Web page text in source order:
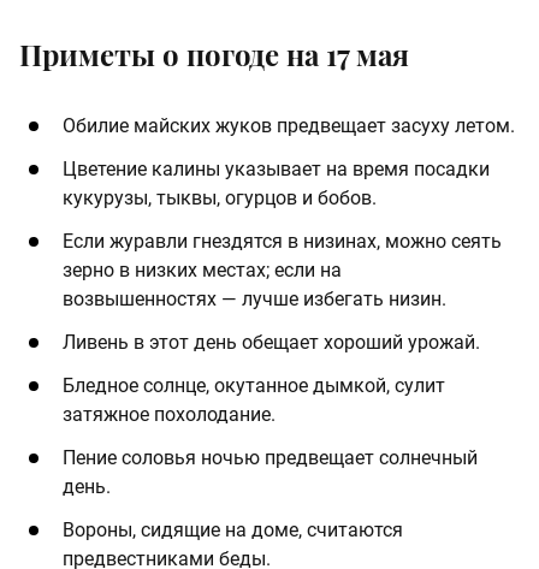
Приметы о погоде на 17 мая
Обилие майских жуков предвещает засуху летом.
Цветение калины указывает на время посадки
кукурузы, тыквы, огурцов и бобов.
Если журавли гнездятся в низинах, можно сеять
зерно в низких местах; если на
возвышенностях — лучше избегать низин.
Ливень в этот день обещает хороший урожай.
Бледное солнце, окутанное дымкой, сулит
затяжное похолодание.
Пение соловья ночью предвещает солнечный
день.
Вороны, сидящие на доме, считаются
предвестниками беды.